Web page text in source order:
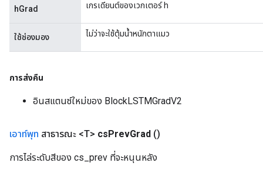
hGrad เกรเดียนต์ของเวกเตอร์ h
ใช้ช่องมอง ไม่ว่าจะใช้ตุ้มน้ำหนักตาแมว
การส่งคืน
อินสแตนซ์ใหม่ของ BlockLSTMGradV2
เอาท์พุท สาธารณะ <T> csPrevGrad ()
การไล่ระดับสีของ cs_prev ที่จะหนุนหลัง